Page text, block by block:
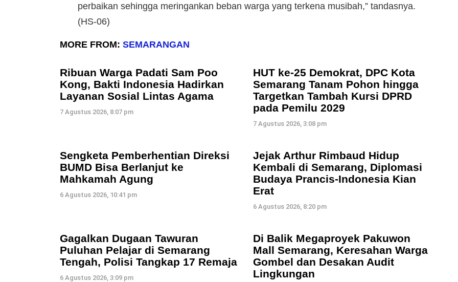
perbaikan sehingga meringankan beban warga yang terkena musibah,” tandasnya.
(HS-06)
MORE FROM: SEMARANGAN
Ribuan Warga Padati Sam Poo
Kong, Bakti Indonesia Hadirkan
Layanan Sosial Lintas Agama
7 Agustus 2026, 8:07 pm
HUT ke-25 Demokrat, DPC Kota
Semarang Tanam Pohon hingga
Targetkan Tambah Kursi DPRD
pada Pemilu 2029
7 Agustus 2026, 3:08 pm
Sengketa Pemberhentian Direksi
BUMD Bisa Berlanjut ke
Mahkamah Agung
6 Agustus 2026, 10:41 pm
Jejak Arthur Rimbaud Hidup
Kembali di Semarang, Diplomasi
Budaya Prancis-Indonesia Kian
Erat
6 Agustus 2026, 8:20 pm
Gagalkan Dugaan Tawuran
Puluhan Pelajar di Semarang
Tengah, Polisi Tangkap 17 Remaja
6 Agustus 2026, 3:09 pm
Di Balik Megaproyek Pakuwon
Mall Semarang, Keresahan Warga
Gombel dan Desakan Audit
Lingkungan